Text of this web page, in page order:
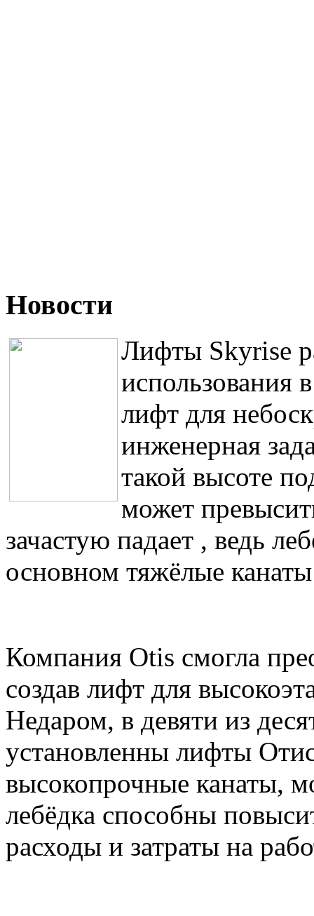
Новости
Лифты Skyrise
использования
лифт для
инженерная
такой высоте
может
зачастую падает , ведь
основном тяжёлые
Компания Otis смогла
создав лифт для
Недаром, в девяти из
установленны лифты
высокопрочные канаты,
лебёдка способны
расходы и затраты на